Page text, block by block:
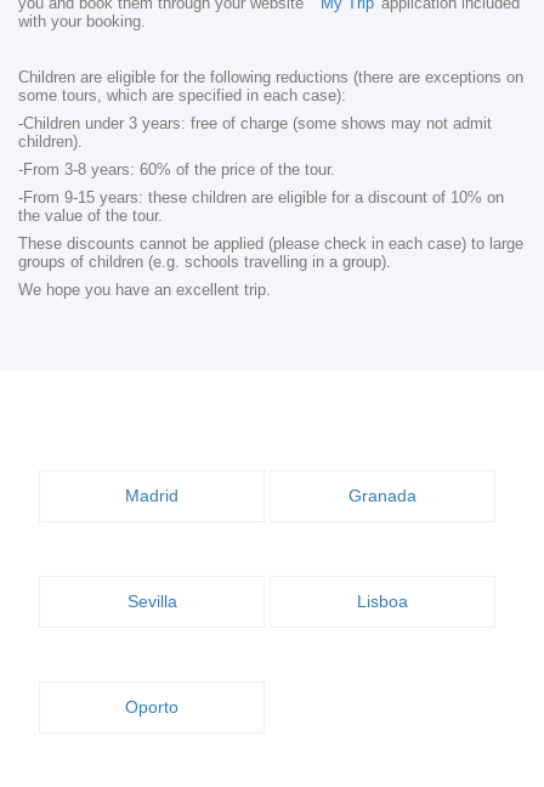
you and book them through your website 'My Trip' application included
with your booking.
Children are eligible for the following reductions (there are exceptions on
some tours, which are specified in each case):
-Children under 3 years: free of charge (some shows may not admit
children).
-From 3-8 years: 60% of the price of the tour.
-From 9-15 years: these children are eligible for a discount of 10% on
the value of the tour.
These discounts cannot be applied (please check in each case) to large
groups of children (e.g. schools travelling in a group).
We hope you have an excellent trip.
Madrid Granada
Sevilla Lisboa
Oporto